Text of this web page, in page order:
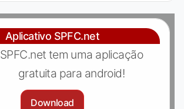
Aplicativo SPFC.net
SPFC.net tem uma aplicação
gratuita para android!
Download